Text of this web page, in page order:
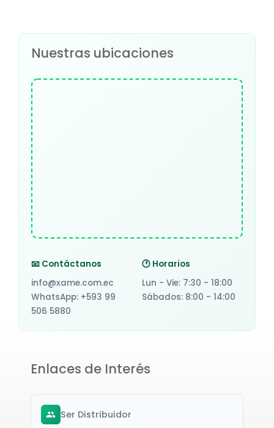
Nuestras ubicaciones
📧 Contáctanos
info@xame.com.ec
WhatsApp: +593 99
506 5880
🕐 Horarios
Lun - Vie: 7:30 - 18:00
Sábados: 8:00 - 14:00
Enlaces de Interés
Ser Distribuidor